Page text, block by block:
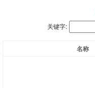
关键字:
名称